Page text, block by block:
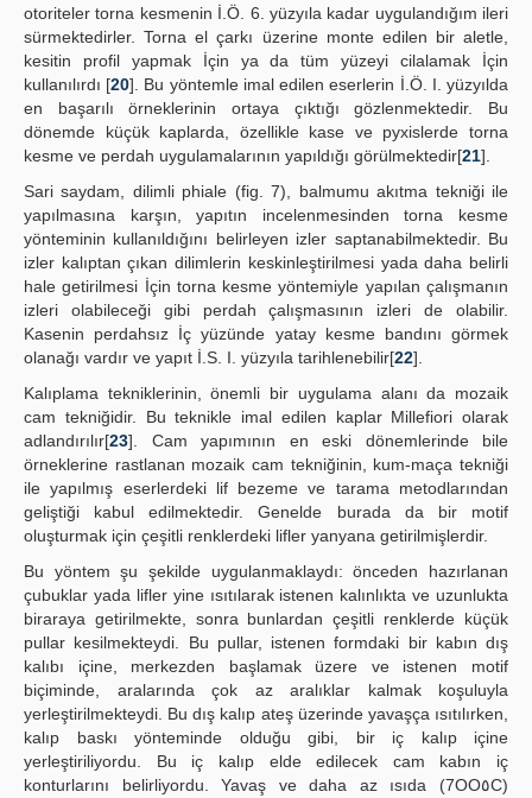
otoriteler torna kesmenin İ.Ö. 6. yüzyıla kadar uygulandığım ileri
sürmektedirler. Torna el çarkı üzerine monte edilen bir aletle,
kesitin profil yapmak İçin ya da tüm yüzeyi cilalamak İçin
kullanılırdı [20]. Bu yöntemle imal edilen eserlerin İ.Ö. I. yüzyılda
en başarılı örneklerinin ortaya çıktığı gözlenmektedir. Bu
dönemde küçük kaplarda, özellikle kase ve pyxislerde torna
kesme ve perdah uygulamalarının yapıldığı görülmektedir[21].
Sari saydam, dilimli phiale (fig. 7), balmumu akıtma tekniği ile
yapılmasına karşın, yapıtın incelenmesinden torna kesme
yönteminin kullanıldığını belirleyen izler saptanabilmektedir. Bu
izler kalıptan çıkan dilimlerin keskinleştirilmesi yada daha belirli
hale getirilmesi İçin torna kesme yöntemiyle yapılan çalışmanın
izleri olabileceği gibi perdah çalışmasının izleri de olabilir.
Kasenin perdahsız İç yüzünde yatay kesme bandını görmek
olanağı vardır ve yapıt İ.S. I. yüzyıla tarihlenebilir[22].
Kalıplama tekniklerinin, önemli bir uygulama alanı da mozaik
cam tekniğidir. Bu teknikle imal edilen kaplar Millefiori olarak
adlandırılır[23]. Cam yapımının en eski dönemlerinde bile
örneklerine rastlanan mozaik cam tekniğinin, kum-maça tekniği
ile yapılmış eserlerdeki lif bezeme ve tarama metodlarından
geliştiği kabul edilmektedir. Genelde burada da bir motif
oluşturmak için çeşitli renklerdeki lifler yanyana getirilmişlerdir.
Bu yöntem şu şekilde uygulanmaklaydı: önceden hazırlanan
çubuklar yada lifler yine ısıtılarak istenen kalınlıkta ve uzunlukta
biraraya getirilmekte, sonra bunlardan çeşitli renklerde küçük
pullar kesilmekteydi. Bu pullar, istenen formdaki bir kabın dış
kalıbı içine, merkezden başlamak üzere ve istenen motif
biçiminde, aralarında çok az aralıklar kalmak koşuluyla
yerleştirilmekteydi. Bu dış kalıp ateş üzerinde yavaşça ısıtılırken,
kalıp baskı yönteminde olduğu gibi, bir iç kalıp içine
yerleştiriliyordu. Bu iç kalıp elde edilecek cam kabın iç
konturlarını belirliyordu. Yavaş ve daha az ısıda (7OO٥C)